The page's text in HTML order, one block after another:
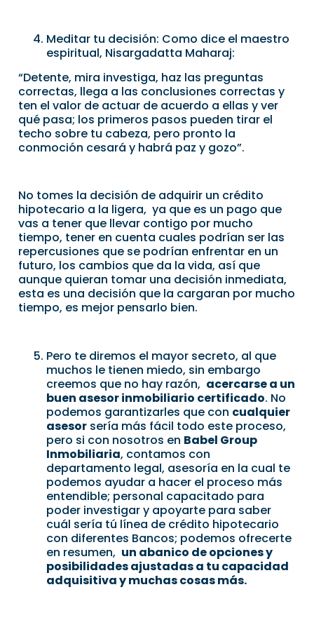
Meditar tu decisión: Como dice el maestro
espiritual, Nisargadatta Maharaj:
“Detente, mira investiga, haz las preguntas
correctas, llega a las conclusiones correctas y
ten el valor de actuar de acuerdo a ellas y ver
qué pasa; los primeros pasos pueden tirar el
techo sobre tu cabeza, pero pronto la
conmoción cesará y habrá paz y gozo”.
No tomes la decisión de adquirir un crédito
hipotecario a la ligera, ya que es un pago que
vas a tener que llevar contigo por mucho
tiempo, tener en cuenta cuales podrían ser las
repercusiones que se podrían enfrentar en un
futuro, los cambios que da la vida, así que
aunque quieran tomar una decisión inmediata,
esta es una decisión que la cargaran por mucho
tiempo, es mejor pensarlo bien.
Pero te diremos el mayor secreto, al que
muchos le tienen miedo, sin embargo
creemos que no hay razón, acercarse a un
buen asesor inmobiliario certificado. No
podemos garantizarles que con cualquier
asesor sería más fácil todo este proceso,
pero si con nosotros en Babel Group
Inmobiliaria, contamos con
departamento legal, asesoría en la cual te
podemos ayudar a hacer el proceso más
entendible; personal capacitado para
poder investigar y apoyarte para saber
cuál sería tú línea de crédito hipotecario
con diferentes Bancos; podemos ofrecerte
en resumen, un abanico de opciones y
posibilidades ajustadas a tu capacidad
adquisitiva y muchas cosas más.